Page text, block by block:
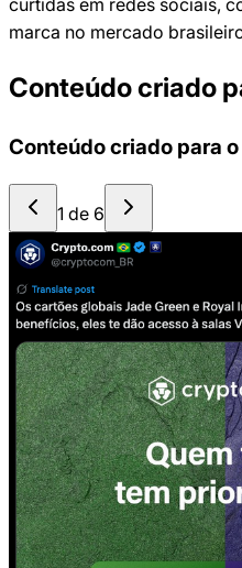
marca no mercado
Conteúdo criado
Conteúdo criado para
1 de 6